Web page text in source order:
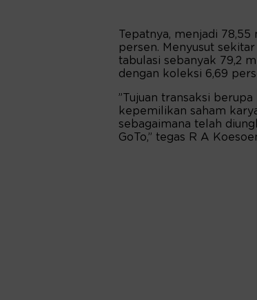
Tepatnya, menjadi
persen. Menyusut
tabulasi sebanyak 79,2
dengan koleksi 6,69
”Tujuan transaksi
kepemilikan saham
sebagaimana telah
GoTo,” tegas R A